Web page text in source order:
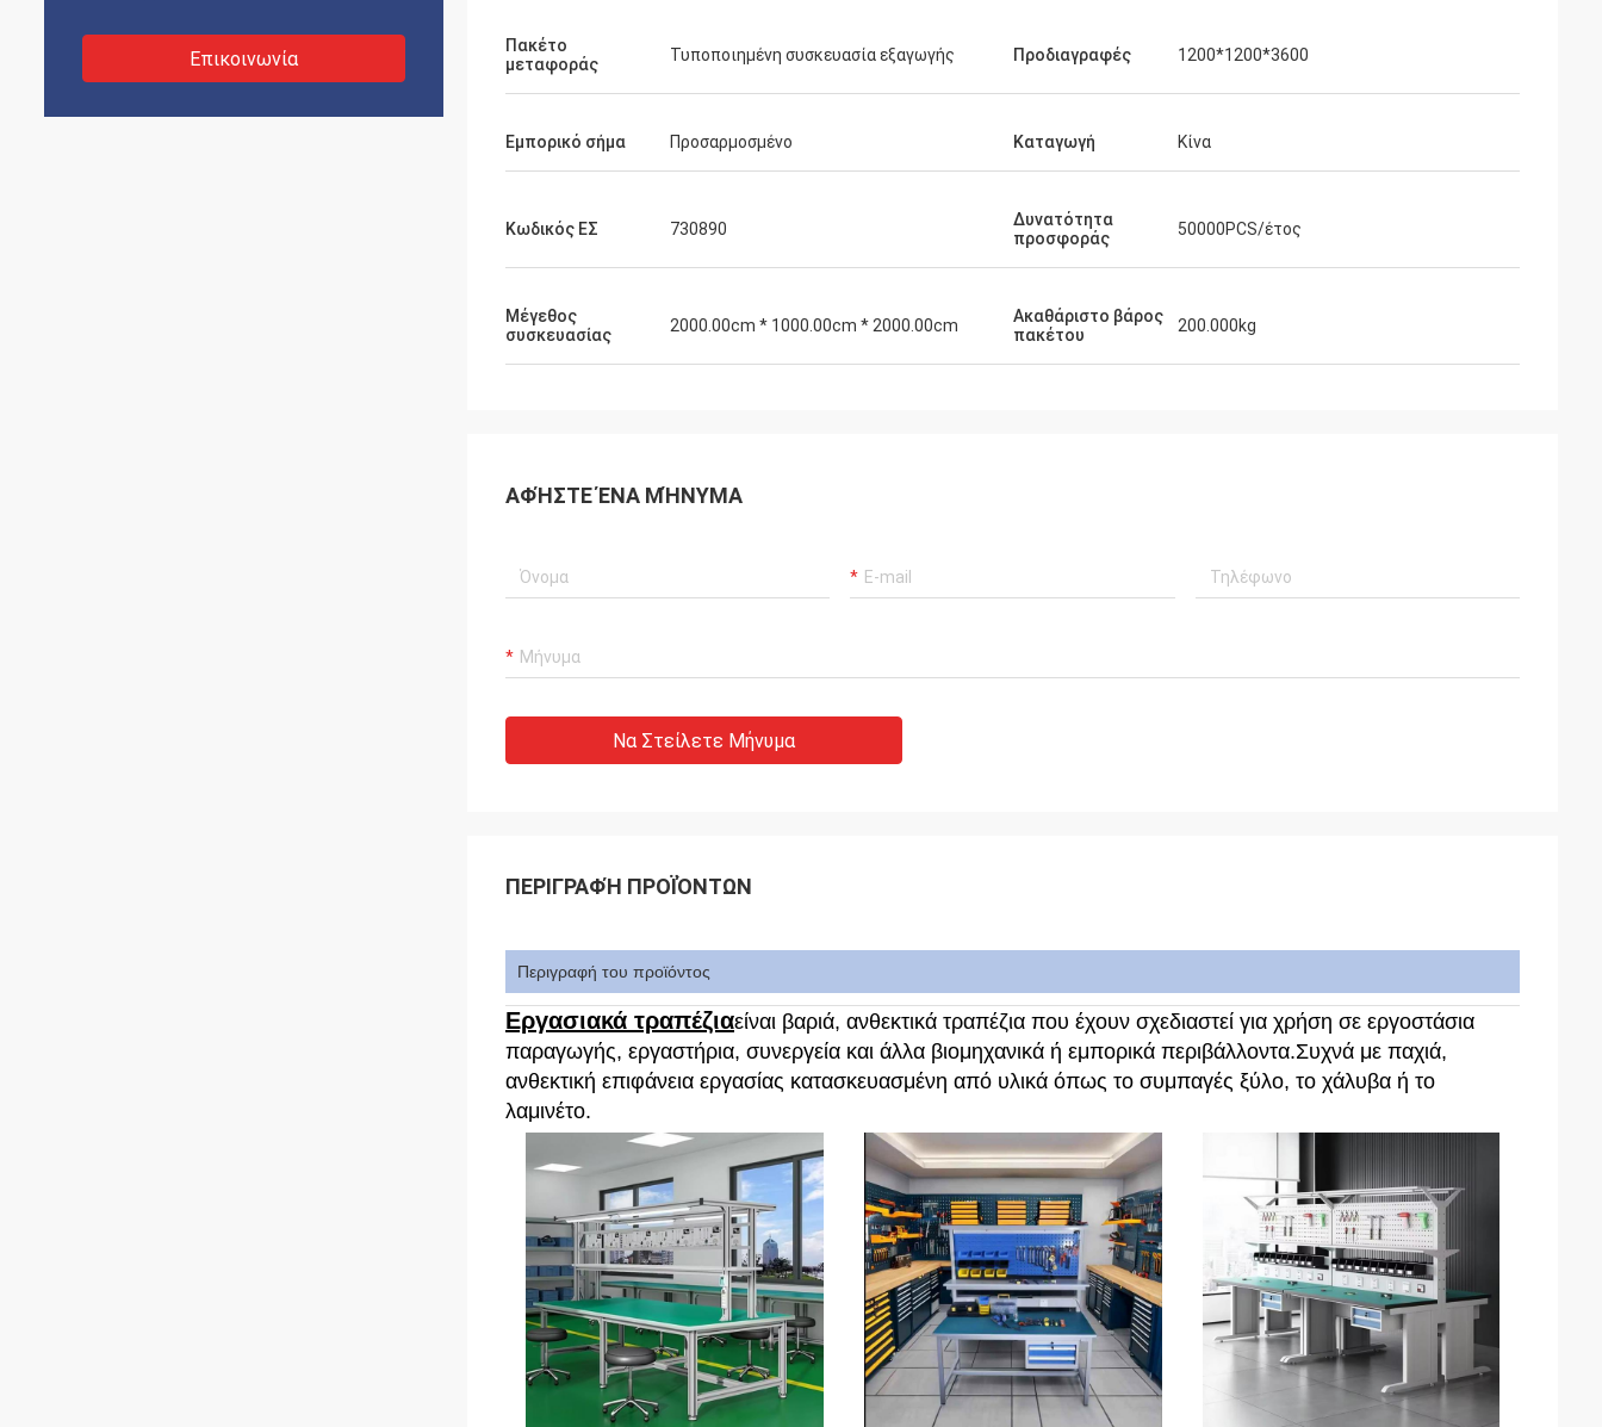
Επικοινωνία
Πακέτο
μεταφοράς
Τυποποιημένη συσκευασία εξαγωγής Προδιαγραφές 1200*1200*3600
Εμπορικό σήμα Προσαρμοσμένο Καταγωγή Κίνα
Κωδικός ΕΣ 730890
Δυνατότητα
προσφοράς
50000PCS/έτος
Μέγεθος
συσκευασίας
2000.00cm * 1000.00cm * 2000.00cm
Ακαθάριστο βάρος
πακέτου
200.000kg
ΑΦΉΣΤΕ ΈΝΑ ΜΉΝΥΜΑ
Να Στείλετε Μήνυμα
ΠΕΡΙΓΡΑΦΉ ΠΡΟΪΌΝΤΩΝ
Περιγραφή του προϊόντος
Εργασιακά τραπέζιαείναι βαριά, ανθεκτικά τραπέζια που έχουν σχεδιαστεί για χρήση σε εργοστάσια
παραγωγής, εργαστήρια, συνεργεία και άλλα βιομηχανικά ή εμπορικά περιβάλλοντα.Συχνά με παχιά,
ανθεκτική επιφάνεια εργασίας κατασκευασμένη από υλικά όπως το συμπαγές ξύλο, το χάλυβα ή το
λαμινέτο.